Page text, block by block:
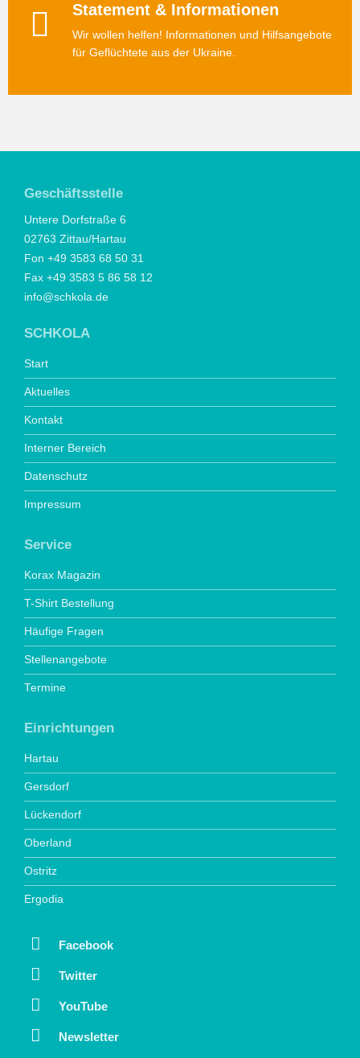
Statement & Informationen
Wir wollen helfen! Informationen und Hilfsangebote
für Geflüchtete aus der Ukraine.
Geschäftsstelle
Untere Dorfstraße 6
02763 Zittau/Hartau
Fon +49 3583 68 50 31
Fax +49 3583 5 86 58 12
info@schkola.de
SCHKOLA
Start
Aktuelles
Kontakt
Interner Bereich
Datenschutz
Impressum
Service
Korax Magazin
T-Shirt Bestellung
Häufige Fragen
Stellenangebote
Termine
Einrichtungen
Hartau
Gersdorf
Lückendorf
Oberland
Ostritz
Ergodia
Facebook
Twitter
YouTube
Newsletter